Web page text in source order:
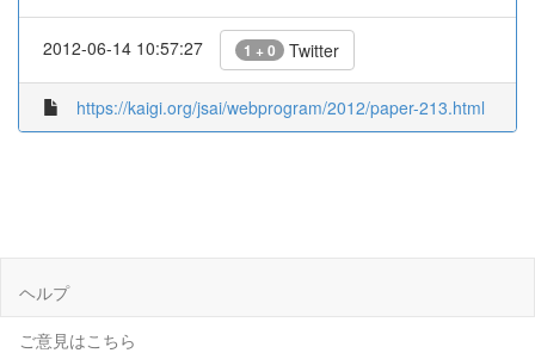
2012-06-14 10:57:27 1 + 0 Twitter
https://kaigi.org/jsai/webprogram/2012/paper-213.html
ヘルプ
ご意見はこちら